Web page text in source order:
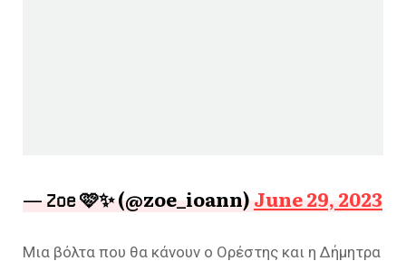
— 𝖹𝗈𝖾 🩷✨ (@zoe_ioann)June 29, 2023
Μια βόλτα που θα κάνουν ο Ορέστης και η Δήμητρα